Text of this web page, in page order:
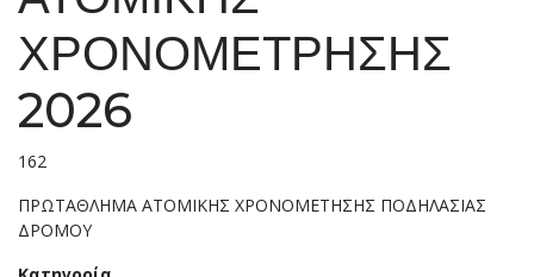
ΧΡΟΝΟΜΕΤΡΗΣΗΣ
2026
162
ΠΡΩΤΑΘΛΗΜΑ ΑΤΟΜΙΚΗΣ ΧΡΟΝΟΜΕΤΗΣΗΣ ΠΟΔΗΛΑΣΙΑΣ
ΔΡΟΜΟΥ